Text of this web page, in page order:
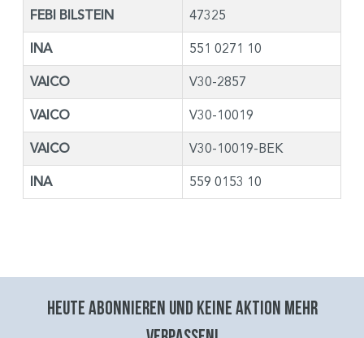
FEBI BILSTEIN 47325
INA 551 0271 10
VAICO V30-2857
VAICO V30-10019
VAICO V30-10019-BEK
INA 559 0153 10
Heute abonnieren und keine aktion mehr